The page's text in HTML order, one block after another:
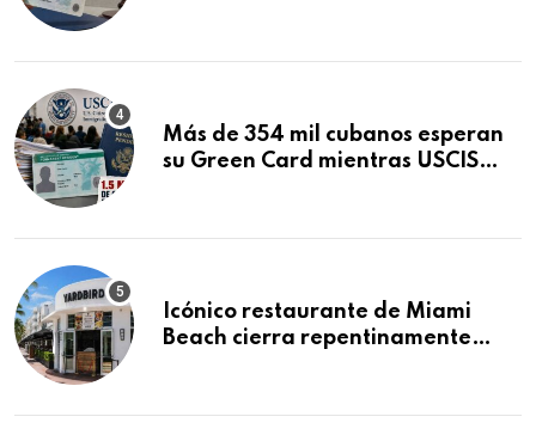
Más de 354 mil cubanos esperan
su Green Card mientras USCIS
Icónico restaurante de Miami
Beach cierra repentinamente